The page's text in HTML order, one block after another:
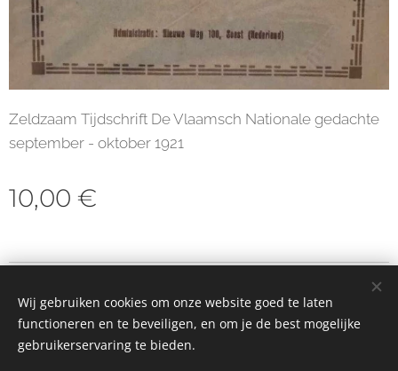
Zeldzaam Tijdschrift De Vlaamsch Nationale gedachte
september - oktober 1921
10,00 €
Cookies
Wij gebruiken cookies om onze website goed te laten
functioneren en te beveiligen, en om je de best mogelijke
gebruikerservaring te bieden.